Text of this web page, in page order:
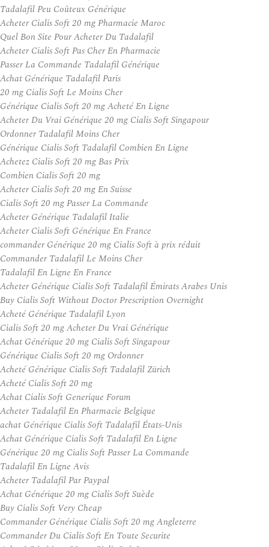
Tadalafil Peu Coûteux Générique
Acheter Cialis Soft 20 mg Pharmacie Maroc
Quel Bon Site Pour Acheter Du Tadalafil
Acheter Cialis Soft Pas Cher En Pharmacie
Passer La Commande Tadalafil Générique
Achat Générique Tadalafil Paris
20 mg Cialis Soft Le Moins Cher
Générique Cialis Soft 20 mg Acheté En Ligne
Acheter Du Vrai Générique 20 mg Cialis Soft Singapour
Ordonner Tadalafil Moins Cher
Générique Cialis Soft Tadalafil Combien En Ligne
Achetez Cialis Soft 20 mg Bas Prix
Combien Cialis Soft 20 mg
Acheter Cialis Soft 20 mg En Suisse
Cialis Soft 20 mg Passer La Commande
Acheter Générique Tadalafil Italie
Acheter Cialis Soft Générique En France
commander Générique 20 mg Cialis Soft à prix réduit
Commander Tadalafil Le Moins Cher
Tadalafil En Ligne En France
Acheter Générique Cialis Soft Tadalafil Émirats Arabes Unis
Buy Cialis Soft Without Doctor Prescription Overnight
Acheté Générique Tadalafil Lyon
Cialis Soft 20 mg Acheter Du Vrai Générique
Achat Générique 20 mg Cialis Soft Singapour
Générique Cialis Soft 20 mg Ordonner
Acheté Générique Cialis Soft Tadalafil Zürich
Acheté Cialis Soft 20 mg
Achat Cialis Soft Generique Forum
Acheter Tadalafil En Pharmacie Belgique
achat Générique Cialis Soft Tadalafil États-Unis
Achat Générique Cialis Soft Tadalafil En Ligne
Générique 20 mg Cialis Soft Passer La Commande
Tadalafil En Ligne Avis
Acheter Tadalafil Par Paypal
Achat Générique 20 mg Cialis Soft Suède
Buy Cialis Soft Very Cheap
Commander Générique Cialis Soft 20 mg Angleterre
Commander Du Cialis Soft En Toute Securite